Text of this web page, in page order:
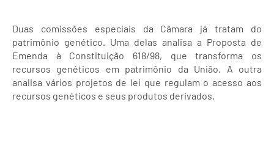
Duas comissões especiais da Câmara já tratam do
patrimônio genético. Uma delas analisa a Proposta de
Emenda à Constituição 618/98, que transforma os
recursos genéticos em patrimônio da União. A outra
analisa vários projetos de lei que regulam o acesso aos
recursos genéticos e seus produtos derivados.